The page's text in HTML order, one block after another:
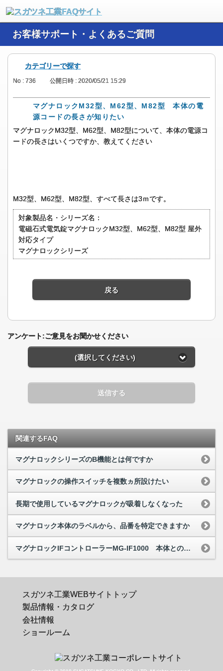
お客様サポート・よくあるご質問
カテゴリーで探す
No : 736 公開日時 : 2020/05/21 15:29
マグナロックM32型、M62型、M82型 本体の電
源コードの長さが知りたい
マグナロックM32型、M62型、M82型について、本体の電源コ
ードの長さはいくつですか、教えてください
M32型、M62型、M82型、すべて長さは3ｍです。
対象製品名・シリーズ名：
電磁石式電気錠マグナロックM32型、M62型、M82型 屋外
対応タイプ
マグナロックシリーズ
戻る
アンケート:ご意見をお聞かせください
(選択してください)
送信する
関連するFAQ
マグナロックシリーズのB機能とは何ですか
マグナロックの操作スイッチを複数ヵ所設けたい
長期で使用しているマグナロックが吸着しなくなった
マグナロック本体のラベルから、品番を特定できますか
マグナロックIFコントローラーMG-IF1000 本体との結線方法が分からない
スガツネ工業WEBサイトトップ
製品情報・カタログ
会社情報
ショールーム